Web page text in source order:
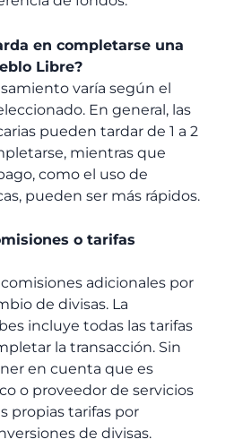
en completarse una
Libre?
varía según el
En general, las
pueden tardar de 1 a 2
mientras que
como el uso de
pueden ser más rápidos.
o tarifas
adicionales por
de divisas. La
incluye todas las tarifas
la transacción. Sin
en cuenta que es
o proveedor de servicios
propias tarifas por
de divisas.